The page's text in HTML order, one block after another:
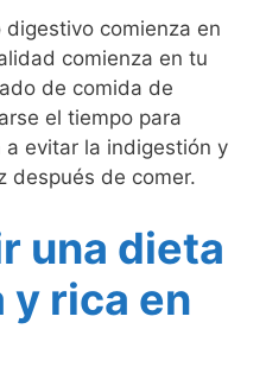
digestivo comienza en
comienza en tu
de comida de
el tiempo para
evitar la indigestión y
después de comer.
una dieta
rica en